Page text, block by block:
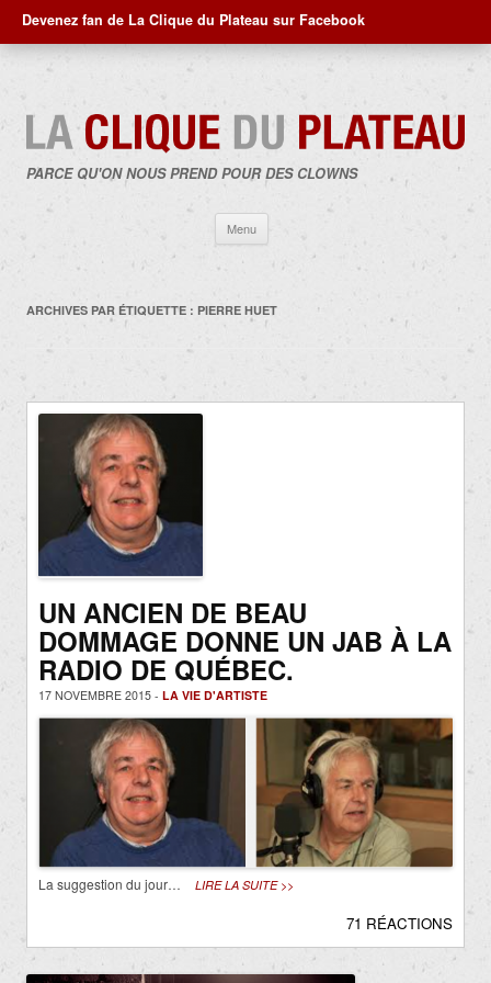
Devenez fan de La Clique du Plateau sur Facebook
PARCE QU'ON NOUS PREND POUR DES CLOWNS
Menu
contenu
ARCHIVES PAR ÉTIQUETTE : PIERRE HUET
UN ANCIEN DE BEAU
DOMMAGE DONNE UN JAB À LA
RADIO DE QUÉBEC.
17 NOVEMBRE 2015 - LA VIE D'ARTISTE
La suggestion du jour… LIRE LA SUITE >>
71 RÉACTIONS